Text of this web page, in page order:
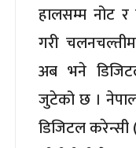
हालसम्म नोट र
गरी
अब भने
जुटेको छ ।
डिजिटल करेन्सी